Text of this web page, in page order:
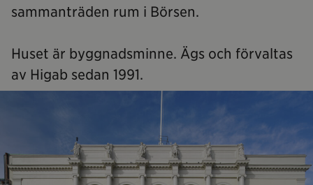
sammanträden rum i Börsen.
Huset är byggnadsminne. Ägs och förvaltas
av Higab sedan 1991.